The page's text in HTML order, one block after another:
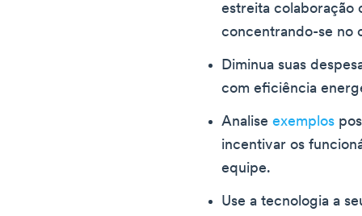
estreita colaboração
concentrando-se no
Diminua suas
com eficiência
Analiseexemplos
incentivar os
equipe.
Use a tecnologia a